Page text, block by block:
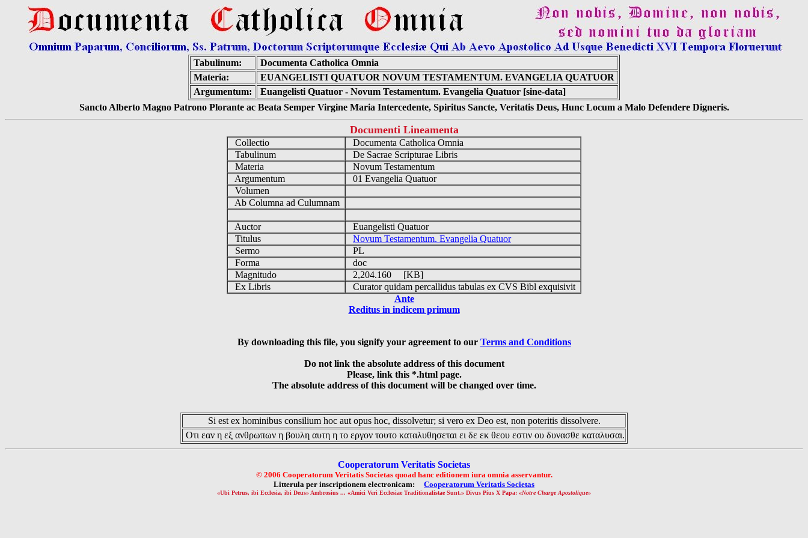
Tabulinum:
Documenta Catholica Omnia
Materia:
EUANGELISTI QUATUOR NOVUM TESTAMENTUM. EVANGELIA QUATUOR
Argumentum:
Euangelisti Quatuor - Novum Testamentum. Evangelia Quatuor [sine-data]
Sancto Alberto Magno Patrono Plorante ac Beata Semper Virgine Maria Intercedente, Spiritus Sancte, Veritatis Deus, Hunc Locum a Malo Defendere Digneris.
Documenti Lineamenta
Collectio
Documenta Catholica Omnia
Tabulinum
De Sacrae Scripturae Libris
Materia
Novum Testamentum
Argumentum
01 Evangelia Quatuor
Volumen
Ab Columna ad Culumnam
Auctor
Euangelisti Quatuor
Titulus
Novum Testamentum. Evangelia Quatuor
Sermo
PL
Forma
doc
Magnitudo
2,204.160 [KB]
Ex Libris
Curator quidam percallidus tabulas ex CVS Bibl exquisivit
Ante
Reditus in indicem primum
By downloading this file, you signify your agreement to our Terms and Conditions
Do not link the absolute address of this document
Please, link this *.html page.
The absolute address of this document will be changed over time.
Si est ex hominibus consilium hoc aut opus hoc, dissolvetur; si vero ex Deo est, non poteritis dissolvere.
Οτι εαν η εξ ανθρωπων η βουλη αυτη η το εργον τουτο καταλυθησεται ει δε εκ θεου εστιν ου δυνασθε καταλυσαι.
Cooperatorum Veritatis Societas
© 2006 Cooperatorum Veritatis Societas quoad hanc editionem iura omnia asservantur.
Litterula per inscriptionem electronicam: Cooperatorum Veritatis Societas
«Ubi Petrus, ibi Ecclesia, ibi Deus» Ambrosius ... «Amici Veri Ecclesiae Traditionalistae Sunt.» Divus Pius X Papa: «Notre Charge Apostolique»